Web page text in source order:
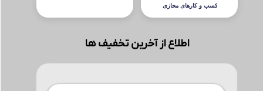
اطلاع از آخرین تخفیف ها